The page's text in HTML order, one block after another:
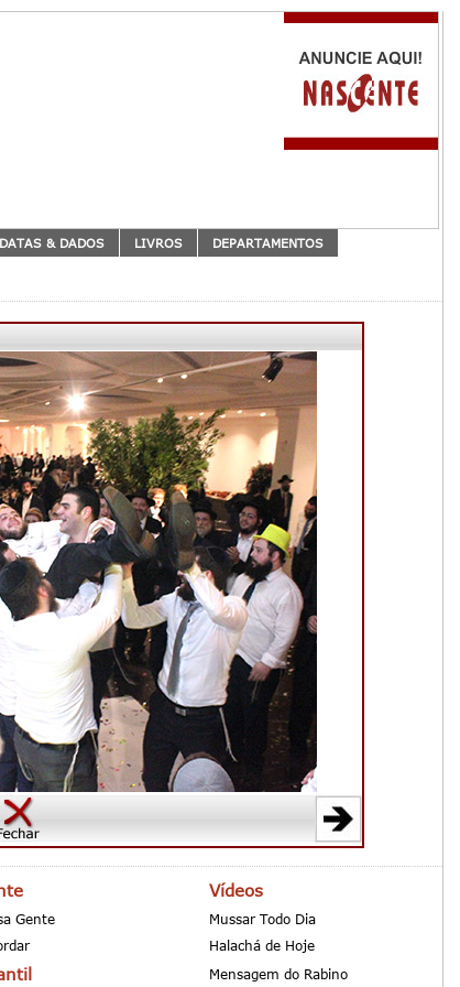
DATAS & DADOS LIVROS DEPARTAMENTOS
Vídeos
Gente
Mussar Todo Dia
Halachá de Hoje
Mensagem do Rabino